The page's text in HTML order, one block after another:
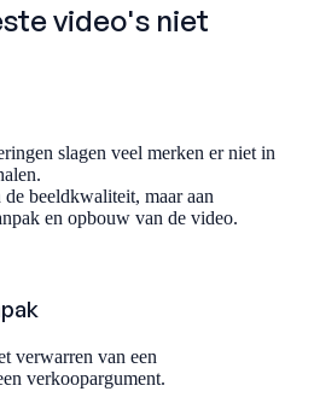
video's niet
slagen veel merken er niet in
beeldkwaliteit, maar aan
en opbouw van de video.
verwarren van een
verkoopargument.